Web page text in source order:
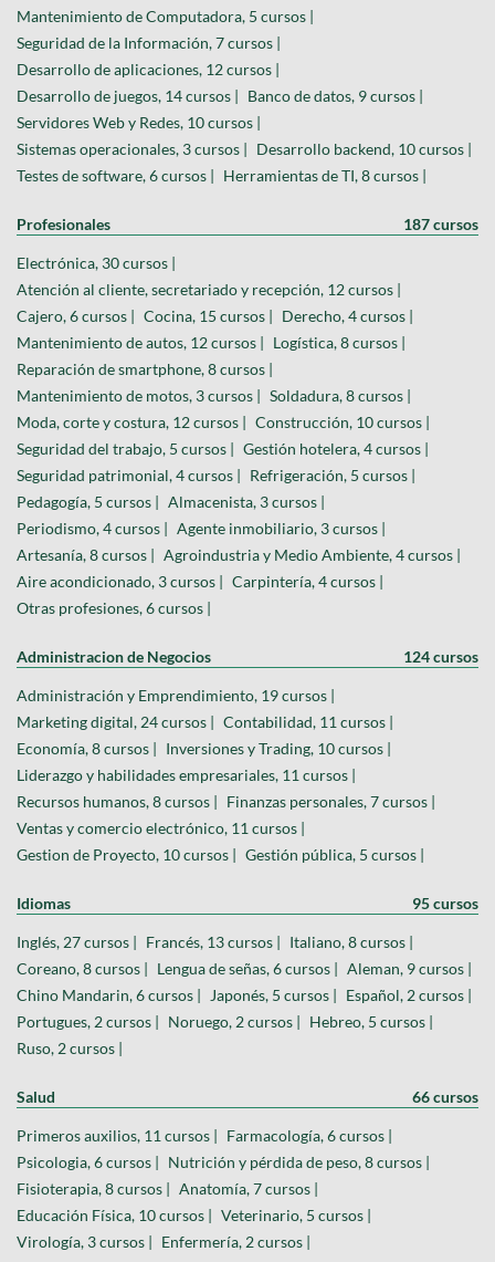
Mantenimiento de Computadora, 5 cursos |
Seguridad de la Información, 7 cursos |
Desarrollo de aplicaciones, 12 cursos |
Desarrollo de juegos, 14 cursos | Banco de datos, 9 cursos |
Servidores Web y Redes, 10 cursos |
Sistemas operacionales, 3 cursos | Desarrollo backend, 10 cursos |
Testes de software, 6 cursos | Herramientas de TI, 8 cursos |
Profesionales 187 cursos
Electrónica, 30 cursos |
Atención al cliente, secretariado y recepción, 12 cursos |
Cajero, 6 cursos | Cocina, 15 cursos | Derecho, 4 cursos |
Mantenimiento de autos, 12 cursos | Logística, 8 cursos |
Reparación de smartphone, 8 cursos |
Mantenimiento de motos, 3 cursos | Soldadura, 8 cursos |
Moda, corte y costura, 12 cursos | Construcción, 10 cursos |
Seguridad del trabajo, 5 cursos | Gestión hotelera, 4 cursos |
Seguridad patrimonial, 4 cursos | Refrigeración, 5 cursos |
Pedagogía, 5 cursos | Almacenista, 3 cursos |
Periodismo, 4 cursos | Agente inmobiliario, 3 cursos |
Artesanía, 8 cursos | Agroindustria y Medio Ambiente, 4 cursos |
Aire acondicionado, 3 cursos | Carpintería, 4 cursos |
Otras profesiones, 6 cursos |
Administracion de Negocios 124 cursos
Administración y Emprendimiento, 19 cursos |
Marketing digital, 24 cursos | Contabilidad, 11 cursos |
Economía, 8 cursos | Inversiones y Trading, 10 cursos |
Liderazgo y habilidades empresariales, 11 cursos |
Recursos humanos, 8 cursos | Finanzas personales, 7 cursos |
Ventas y comercio electrónico, 11 cursos |
Gestion de Proyecto, 10 cursos | Gestión pública, 5 cursos |
Idiomas 95 cursos
Inglés, 27 cursos | Francés, 13 cursos | Italiano, 8 cursos |
Coreano, 8 cursos | Lengua de señas, 6 cursos | Aleman, 9 cursos |
Chino Mandarin, 6 cursos |
Japonés, 5 cursos | Español, 2 cursos |
Portugues, 2 cursos | Noruego, 2 cursos | Hebreo, 5 cursos |
Ruso, 2 cursos |
Salud 66 cursos
Primeros auxilios, 11 cursos | Farmacología, 6 cursos |
Psicologia, 6 cursos | Nutrición y pérdida de peso, 8 cursos |
Fisioterapia, 8 cursos | Anatomía, 7 cursos |
Educación Física, 10 cursos | Veterinario, 5 cursos |
Virología, 3 cursos | Enfermería, 2 cursos |